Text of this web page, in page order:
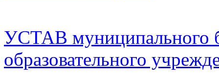
УСТАВ муниципального
образовательного